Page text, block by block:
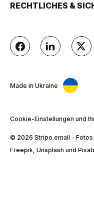
RECHTLICHES &
Made in Ukraine
Cookie-Einstellungen und
© 2026 Stripо.email -
Freepik, Unsplash und